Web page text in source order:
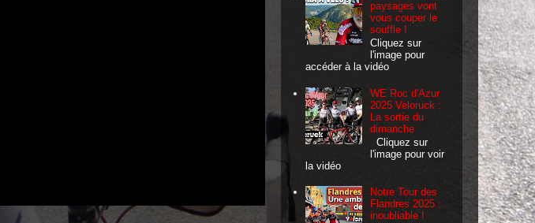
paysages vont
vous couper le
souffle !
Cliquez sur
l'image pour
accéder à la vidéo
WE Roc d'Azur
2025 Veloruck :
La sortie du
dimanche
Cliquez sur
l'image pour voir
la vidéo
Notre Tour des
Flandres 2025 :
inoubliable !